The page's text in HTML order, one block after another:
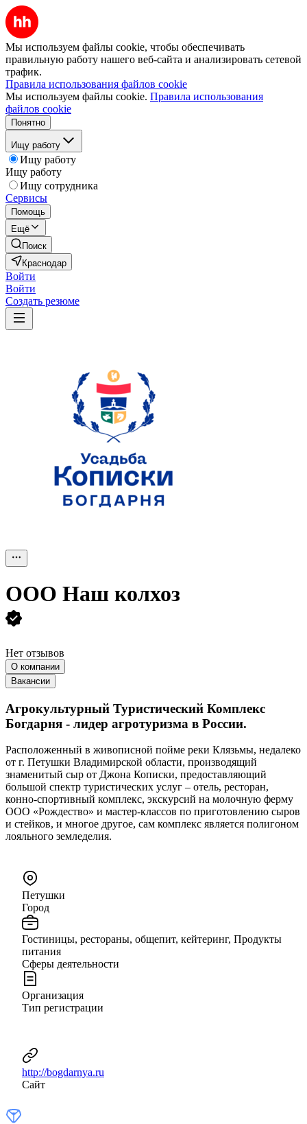
Мы используем файлы cookie, чтобы обеспечивать
правильную работу нашего веб-сайта и анализировать сетевой
трафик.
Правила использования файлов cookie
Мы используем файлы cookie. Правила использования
файлов cookie
Понятно
Ищу работу
Ищу работу
Ищу работу
Ищу сотрудника
Сервисы
Помощь
Ещё
Поиск
Краснодар
Войти
Войти
Создать резюме
ООО Наш колхоз
Нет отзывов
О компании
Вакансии
Агрокультурный Туристический Комплекс
Богдарня - лидер агротуризма в России.
Расположенный в живописной пойме реки Клязьмы, недалеко
от г. Петушки Владимирской области, производящий
знаменитый сыр от Джона Кописки, предоставляющий
большой спектр туристических услуг – отель, ресторан,
конно-спортивный комплекс, экскурсий на молочную ферму
ООО «Рождество» и мастер-классов по приготовлению сыров
и стейков, и многое другое, сам комплекс является полигоном
лояльного земледелия.
Петушки
Город
Гостиницы, рестораны, общепит, кейтеринг, Продукты
питания
Сферы деятельности
Организация
Тип регистрации
http://bogdarnya.ru
Сайт